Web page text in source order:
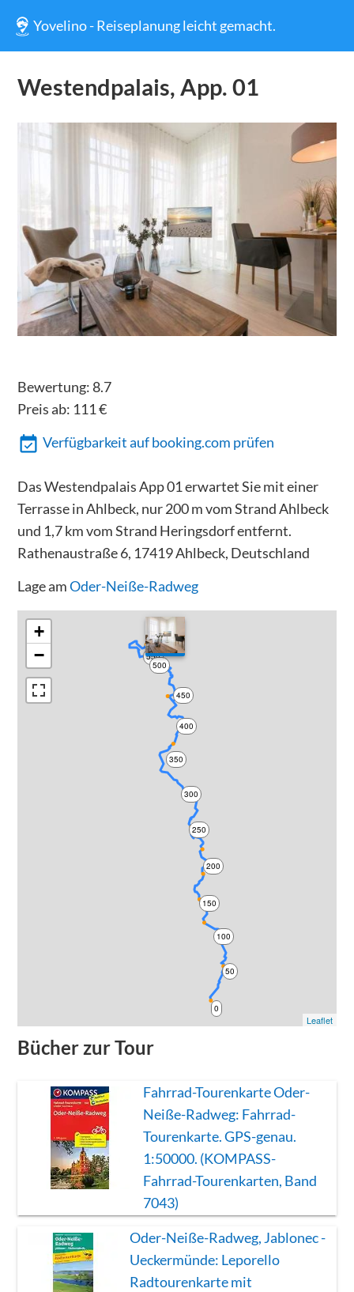
Yovelino - Reiseplanung leicht gemacht.
Westendpalais, App. 01
Bewertung: 8.7
Preis ab: 111€
Verfügbarkeit auf booking.com prüfen
Das Westendpalais App 01 erwartet Sie mit einer
Terrasse in Ahlbeck, nur 200 m vom Strand Ahlbeck
und 1,7 km vom Strand Heringsdorf entfernt.
Rathenaustraße 6, 17419 Ahlbeck, Deutschland
Lage amOder-Neiße-Radweg
0
50
100
150
200
250
300
350
400
450
500
550
+
−
Leaflet
Bücher zur Tour
Fahrrad-Tourenkarte Oder-
Neiße-Radweg: Fahrrad-
Tourenkarte. GPS-genau.
1:50000. (KOMPASS-
Fahrrad-Tourenkarten, Band
7043)
Oder-Neiße-Radweg, Jablonec -
Ueckermünde: Leporello
Radtourenkarte mit